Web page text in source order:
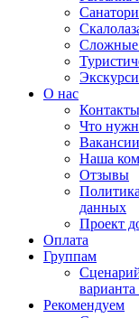
О нас
Контакты
Что
Вакансии
Наша
Отзывы
данных
Проект
Оплата
Группам
Рекомендуем